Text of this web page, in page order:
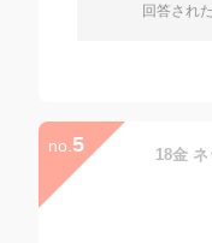
回答され
no. 5